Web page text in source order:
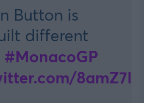
Button is
different
#MonacoGP